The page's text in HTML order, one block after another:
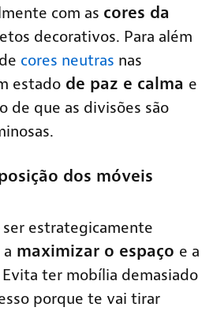
com as cores da
decorativos. Para além
cores neutras nas
estado de paz e calma e
de que as divisões são
dos móveis
estrategicamente
maximizar o espaço e a
ter mobília demasiado
porque te vai tirar